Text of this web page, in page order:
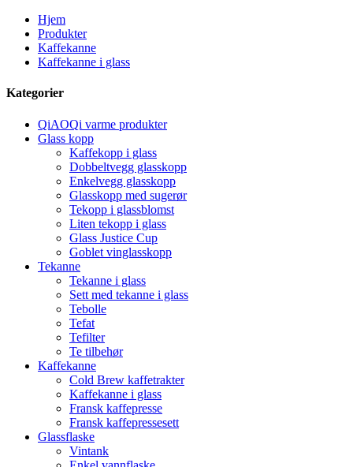
Hjem
Produkter
Kaffekanne
Kaffekanne i glass
Kategorier
QiAOQi varme produkter
Glass kopp
Kaffekopp i glass
Dobbeltvegg glasskopp
Enkelvegg glasskopp
Glasskopp med sugerør
Tekopp i glassblomst
Liten tekopp i glass
Glass Justice Cup
Goblet vinglasskopp
Tekanne
Tekanne i glass
Sett med tekanne i glass
Tebolle
Tefat
Tefilter
Te tilbehør
Kaffekanne
Cold Brew kaffetrakter
Kaffekanne i glass
Fransk kaffepresse
Fransk kaffepressesett
Glassflaske
Vintank